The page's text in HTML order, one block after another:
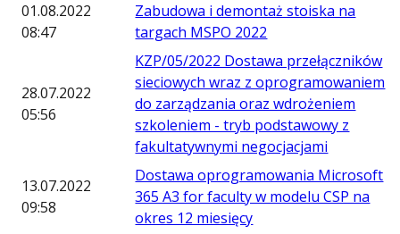
01.08.2022
08:47
Zabudowa i demontaż stoiska na
targach MSPO 2022
28.07.2022
05:56
KZP/05/2022 Dostawa przełączników
sieciowych wraz z oprogramowaniem
do zarządzania oraz wdrożeniem
szkoleniem - tryb podstawowy z
fakultatywnymi negocjacjami
13.07.2022
09:58
Dostawa oprogramowania Microsoft
365 A3 for faculty w modelu CSP na
okres 12 miesięcy